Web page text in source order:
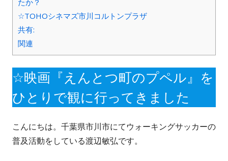
☆TOHOシネマズ市川コルトンプラザ
共有:
関連
☆映画『えんとつ町のプペル』を
ひとりで観に行ってきました
こんにちは。千葉県市川市にてウォーキングサッカーの
普及活動をしている渡辺敏弘です。